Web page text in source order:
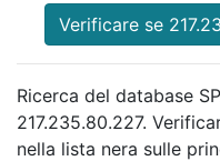
Verificare se
Ricerca del database
217.235.80.227.
nella lista nera sulle